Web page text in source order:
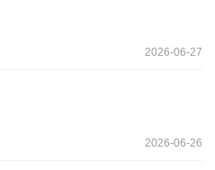
2026-06-27
2026-06-26